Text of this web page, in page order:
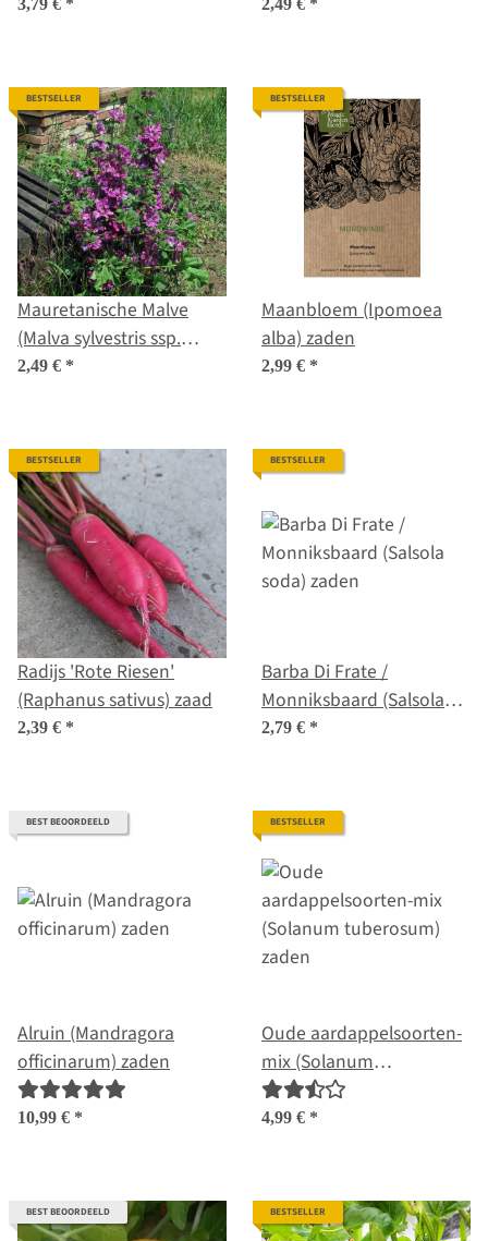
3,79 € * 2,49 € *
BESTSELLER
Mauretanische Malve
(Malva sylvestris ssp.
mauritiana) Samen
2,49 € *
BESTSELLER
Maanbloem (Ipomoea
alba) zaden
2,99 € *
BESTSELLER
Radijs 'Rote Riesen'
(Raphanus sativus) zaad
2,39 € *
BESTSELLER
Barba Di Frate /
Monniksbaard (Salsola
soda) zaden
2,79 € *
BEST BEOORDEELD
Alruin (Mandragora
officinarum) zaden
10,99 € *
BESTSELLER
Oude aardappelsoorten-
mix (Solanum
tuberosum) zaden
4,99 € *
BEST BEOORDEELD BESTSELLER